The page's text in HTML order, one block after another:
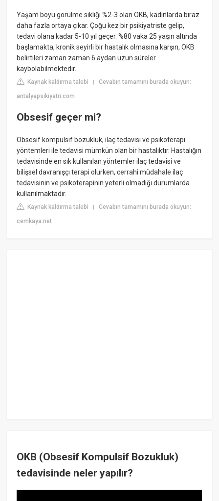
Yaşam boyu görülme sıklığı %2-3 olan OKB, kadınlarda biraz
daha fazla ortaya çıkar. Çoğu kez bir psikiyatriste gelip,
tedavi olana kadar 5-10 yıl geçer. %80 vaka 25 yaşın altında
başlamakta, kronik seyirli bir hastalık olmasına karşın, OKB
belirtileri zaman zaman 6 aydan uzun süreler
kaybolabilmektedir.
Kaynak kaldırma talebi |Cevabın tamamını burada okuyun:
antalyapsikiyatri.com
Obsesif geçer mi?
Obsesif kompulsif bozukluk, ilaç tedavisi ve psikoterapi
yöntemleri ile tedavisi mümkün olan bir hastalıktır. Hastalığın
tedavisinde en sık kullanılan yöntemler ilaç tedavisi ve
bilişsel davranışçı terapi olurken, cerrahi müdahale ilaç
tedavisinin ve psikoterapinin yeterli olmadığı durumlarda
kullanılmaktadır.
Kaynak kaldırma talebi |Cevabın tamamını burada okuyun:
cemkaya.net
OKB (Obsesif Kompulsif Bozukluk)
tedavisinde neler yapılır?